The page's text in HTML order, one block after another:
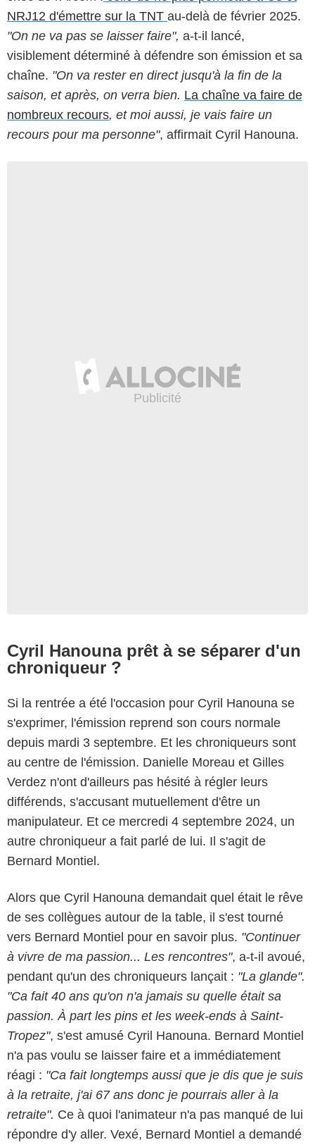
NRJ12 d'émettre sur la TNT au-delà de février 2025.
"On ne va pas se laisser faire", a-t-il lancé,
visiblement déterminé à défendre son émission et sa
chaîne. "On va rester en direct jusqu'à la fin de la
saison, et après, on verra bien. La chaîne va faire de
nombreux recours, et moi aussi, je vais faire un
recours pour ma personne", affirmait Cyril Hanouna.
Cyril Hanouna prêt à se séparer d'un
chroniqueur ?
Si la rentrée a été l'occasion pour Cyril Hanouna se
s'exprimer, l'émission reprend son cours normale
depuis mardi 3 septembre. Et les chroniqueurs sont
au centre de l'émission. Danielle Moreau et Gilles
Verdez n'ont d'ailleurs pas hésité à régler leurs
différends, s'accusant mutuellement d'être un
manipulateur. Et ce mercredi 4 septembre 2024, un
autre chroniqueur a fait parlé de lui. Il s'agit de
Bernard Montiel.
Alors que Cyril Hanouna demandait quel était le rêve
de ses collègues autour de la table, il s'est tourné
vers Bernard Montiel pour en savoir plus. "Continuer
à vivre de ma passion... Les rencontres", a-t-il avoué,
pendant qu'un des chroniqueurs lançait : "La glande".
"Ca fait 40 ans qu'on n'a jamais su quelle était sa
passion. À part les pins et les week-ends à Saint-
Tropez", s'est amusé Cyril Hanouna. Bernard Montiel
n'a pas voulu se laisser faire et a immédiatement
réagi : "Ca fait longtemps aussi que je dis que je suis
à la retraite, j'ai 67 ans donc je pourrais aller à la
retraite". Ce à quoi l'animateur n'a pas manqué de lui
répondre d'y aller. Vexé, Bernard Montiel a demandé